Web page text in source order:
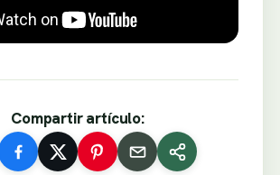
Compartir artículo: